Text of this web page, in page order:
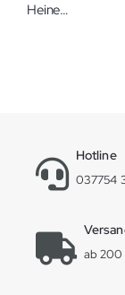
Heine K 180 Otoskop Set
Hotline
037754
ab 200